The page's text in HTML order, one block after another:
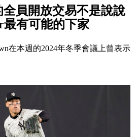
員開放交易不是說說
有可能的下家
在本週的2024年冬季會議上曾表示